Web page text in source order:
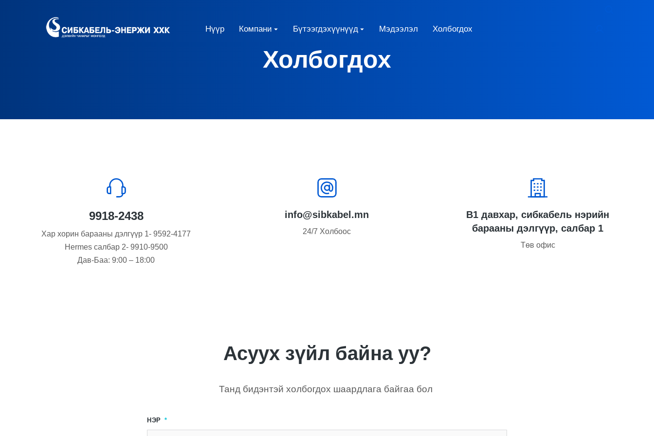
Нүүр Компани Бүтээгдэхүүнүүд Мэдээлэл Холбогдох
Холбогдох
9918-2438
Хар хорин барааны дэлгүүр 1- 9592-4177
Hermes салбар 2- 9910-9500
Дав-Баа: 9:00 – 18:00
info@sibkabel.mn
24/7 Холбоос
B1 давхар, сибкабель нэрийн
барааны дэлгүүр, салбар 1
Төв офис
Асуух зүйл байна уу?
Танд бидэнтэй холбогдох шаардлага байгаа бол
НЭР